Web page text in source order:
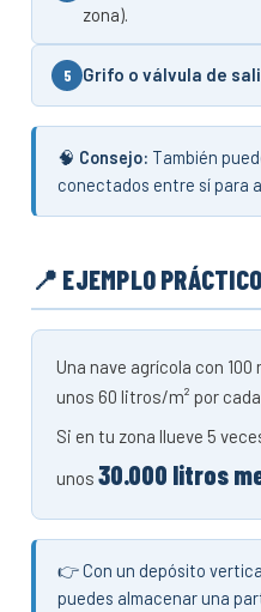
zona).
Grifo o válvula de
🧠 Consejo: También
conectados entre sí para
📍 EJEMPLO PRÁCTICO
Una nave agrícola con
unos 60 litros/m² por
Si en tu zona llueve 5
unos 30.000 litros
👉 Con un depósito
puedes almacenar una